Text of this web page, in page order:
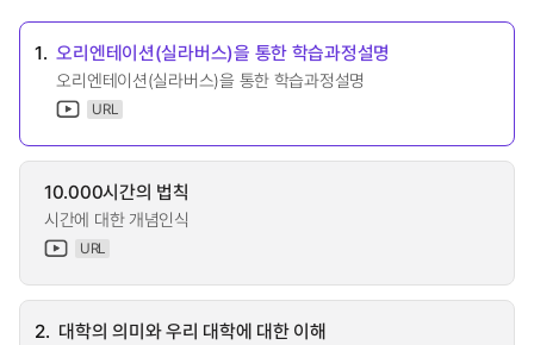
1. 오리엔테이션(실라버스)을 통한 학습과정설명
오리엔테이션(실라버스)을 통한 학습과정설명
URL
10.000시간의 법칙
시간에 대한 개념인식
URL
2. 대학의 의미와 우리 대학에 대한 이해